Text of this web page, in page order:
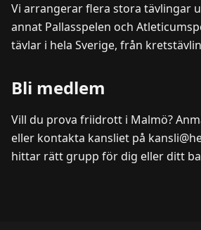
Vi arrangerar flera stora tävlingar
annat Pallasspelen och
tävlar i hela Sverige, från
Bli medlem
Vill du prova friidrott i Malmö?
eller kontakta kansliet på
hittar rätt grupp för dig eller ditt